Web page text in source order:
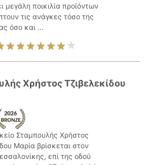
μεγάλη ποικιλία προϊόντων
τις ανάγκες τόσο της
όσο και ...
Χρήστος Τζιβελεκίδου
Σταμπουλής Χρήστος
Μαρία βρίσκεται στον
επί της οδού